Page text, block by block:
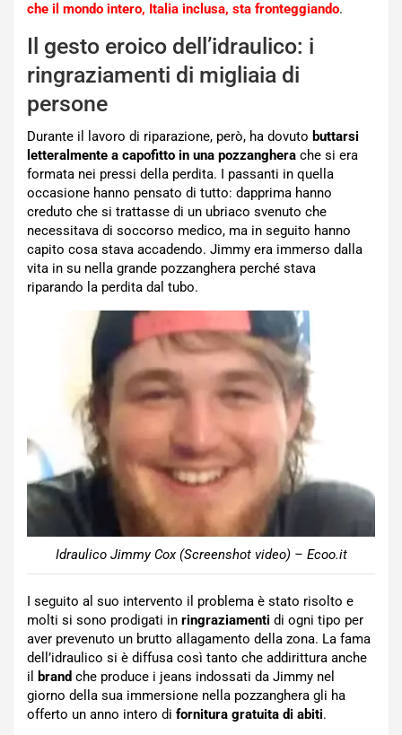
che il mondo intero, Italia inclusa, sta fronteggiando.
Il gesto eroico dell’idraulico: i
ringraziamenti di migliaia di
persone
Durante il lavoro di riparazione, però, ha dovuto buttarsi
letteralmente a capofitto in una pozzanghera che si era
formata nei pressi della perdita. I passanti in quella
occasione hanno pensato di tutto: dapprima hanno
creduto che si trattasse di un ubriaco svenuto che
necessitava di soccorso medico, ma in seguito hanno
capito cosa stava accadendo. Jimmy era immerso dalla
vita in su nella grande pozzanghera perché stava
riparando la perdita dal tubo.
Idraulico Jimmy Cox (Screenshot video) – Ecoo.it
I seguito al suo intervento il problema è stato risolto e
molti si sono prodigati in ringraziamenti di ogni tipo per
aver prevenuto un brutto allagamento della zona. La fama
dell’idraulico si è diffusa così tanto che addirittura anche
il
brand che produce i jeans indossati da Jimmy nel
giorno della sua immersione nella pozzanghera gli ha
offerto un anno intero di fornitura gratuita di abiti.